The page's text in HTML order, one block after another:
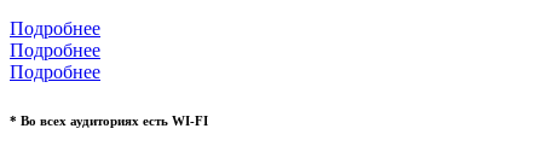
Подробнее
Подробнее
Подробнее
* Во всех аудиториях есть WI-FI